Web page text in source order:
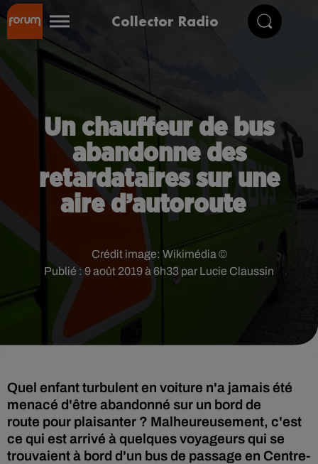
Collector Radio
Un chauffeur de bus
abandonne des
retardataires sur une
aire d’autoroute
Publié : 9 août 2019 à 6h33 par Lucie Claussin
Crédit image: Wikimédia ©
Quel enfant turbulent en voiture n'a jamais été
menacé d'être abandonné sur un bord de
route pour plaisanter ? Malheureusement, c'est
ce qui est arrivé à quelques voyageurs qui se
trouvaient à bord d'un bus de passage en Centre-